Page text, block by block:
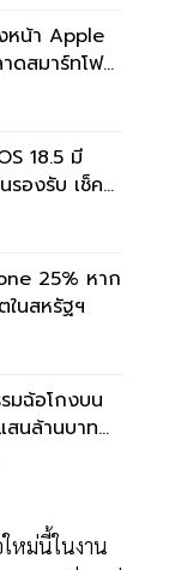
หน้า Apple
ดสมาร์ทโฟน
18.5 มี
รองรับ เช็ค
25% หาก
นสหรัฐฯ
มฉ้อโกงบน
นล้านบาท
หม่นี้ในงาน